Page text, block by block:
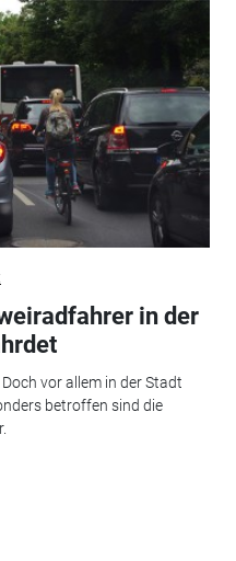
in der
vor allem in der Stadt
betroffen sind die